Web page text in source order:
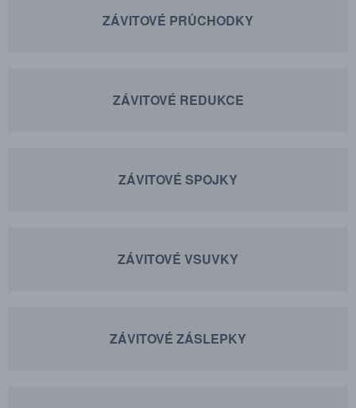
ZÁVITOVÉ PRŮCHODKY
ZÁVITOVÉ REDUKCE
ZÁVITOVÉ SPOJKY
ZÁVITOVÉ VSUVKY
ZÁVITOVÉ ZÁSLEPKY